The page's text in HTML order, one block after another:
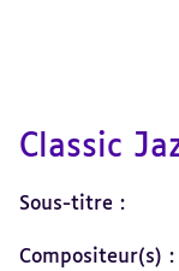
Classic
Sous-titre :
Compositeur(s) :